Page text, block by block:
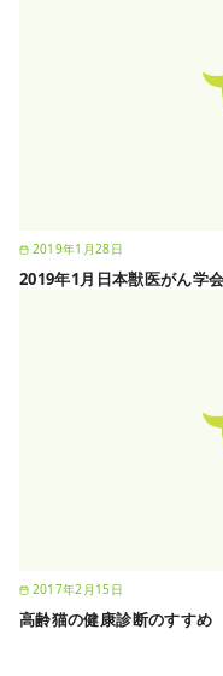
2019年1月28日
2019年1月日本獣医がん学
2017年2月15日
高齢猫の健康診断のすすめ